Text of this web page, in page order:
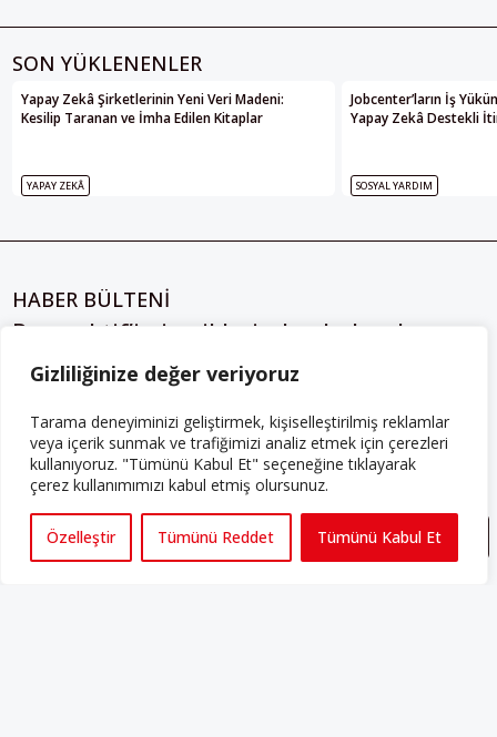
Gizliliğinize değer veriyoruz
Tarama deneyiminizi geliştirmek, kişiselleştirilmiş reklamlar
veya içerik sunmak ve trafiğimizi analiz etmek için çerezleri
kullanıyoruz. "Tümünü Kabul Et" seçeneğine tıklayarak
çerez kullanımımızı kabul etmiş olursunuz.
Özelleştir Tümünü Reddet Tümünü Kabul Et
SON YÜKLENENLER
Yapay Zekâ Şirketlerinin Yeni Veri Madeni:
Kesilip Taranan ve İmha Edilen Kitaplar
YAPAY ZEKÂ
Jobcenter’ların İş
Yapay Zekâ Destekli
SOSYAL YARDIM
HABER BÜLTENİ
Perspektif’in içeriklerinden haberdar
olmak için kayıt olun
Gizlilik Sözleşmesini okudum, kabul ediyorum.